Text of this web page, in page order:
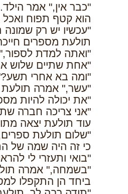
"כבר אין," אמר הילד.
הוא קטף תפוח ואכל
"עכשיו יש רק
תולעת מספרים
"ואתה למדת
"אחת שתיים שלוש
"ומה בא אחרי
"עשר," אמרה
"את יכולה להיות
"אני צריכה חברה
עוד תולעת יצאה
"שלום תולעת
כי זה היה שמה של
"בואי ותעזרי לי
"בשמחה," אמרה
ביחד הן התקפלו